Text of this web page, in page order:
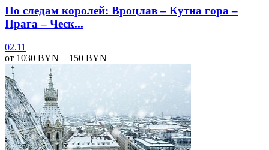
По следам королей: Вроцлав – Кутна гора –
Прага – Ческ...
02.11
от 1030 BYN + 150 BYN